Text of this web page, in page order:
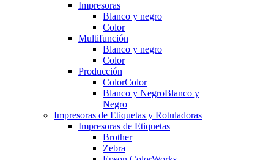
Impresoras
Blanco y negro
Color
Multifunción
Blanco y negro
Color
Producción
ColorColor
Blanco y NegroBlanco y
Negro
Impresoras de Etiquetas y Rotuladoras
Impresoras de Etiquetas
Brother
Zebra